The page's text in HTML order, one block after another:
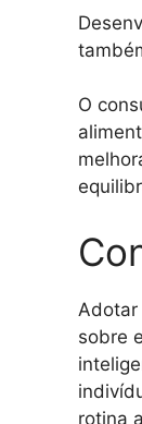
O
Adotar
sobre
rotina